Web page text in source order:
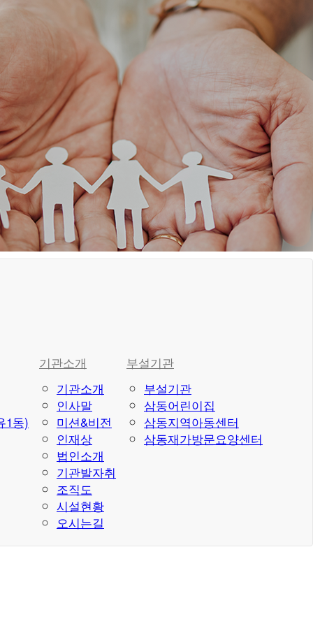
1동)
기관소개
기관소개
인사말
미션&비전
인재상
법인소개
기관발자취
조직도
시설현황
오시는길
부설기관
부설기관
삼동어린이집
삼동지역아동센터
삼동재가방문요양센터